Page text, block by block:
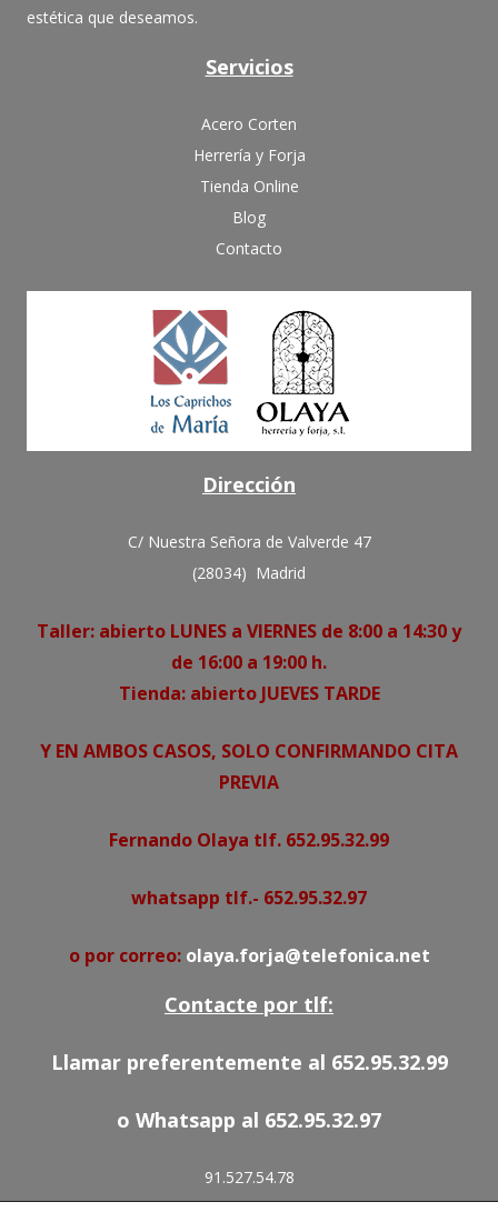
estética que deseamos.
Servicios
Acero Corten
Herrería y Forja
Tienda Online
Blog
Contacto
Dirección
C/ Nuestra Señora de Valverde 47
(28034) Madrid
Taller: abierto LUNES a VIERNES de 8:00 a 14:30 y
de 16:00 a 19:00 h.
Tienda: abierto JUEVES TARDE
Y EN AMBOS CASOS, SOLO CONFIRMANDO CITA
PREVIA
Fernando Olaya tlf. 652.95.32.99
whatsapp tlf.- 652.95.32.97
o por correo: olaya.forja@telefonica.net
Contacte por tlf:
Llamar preferentemente al 652.95.32.99
o Whatsapp al 652.95.32.97
91.527.54.78